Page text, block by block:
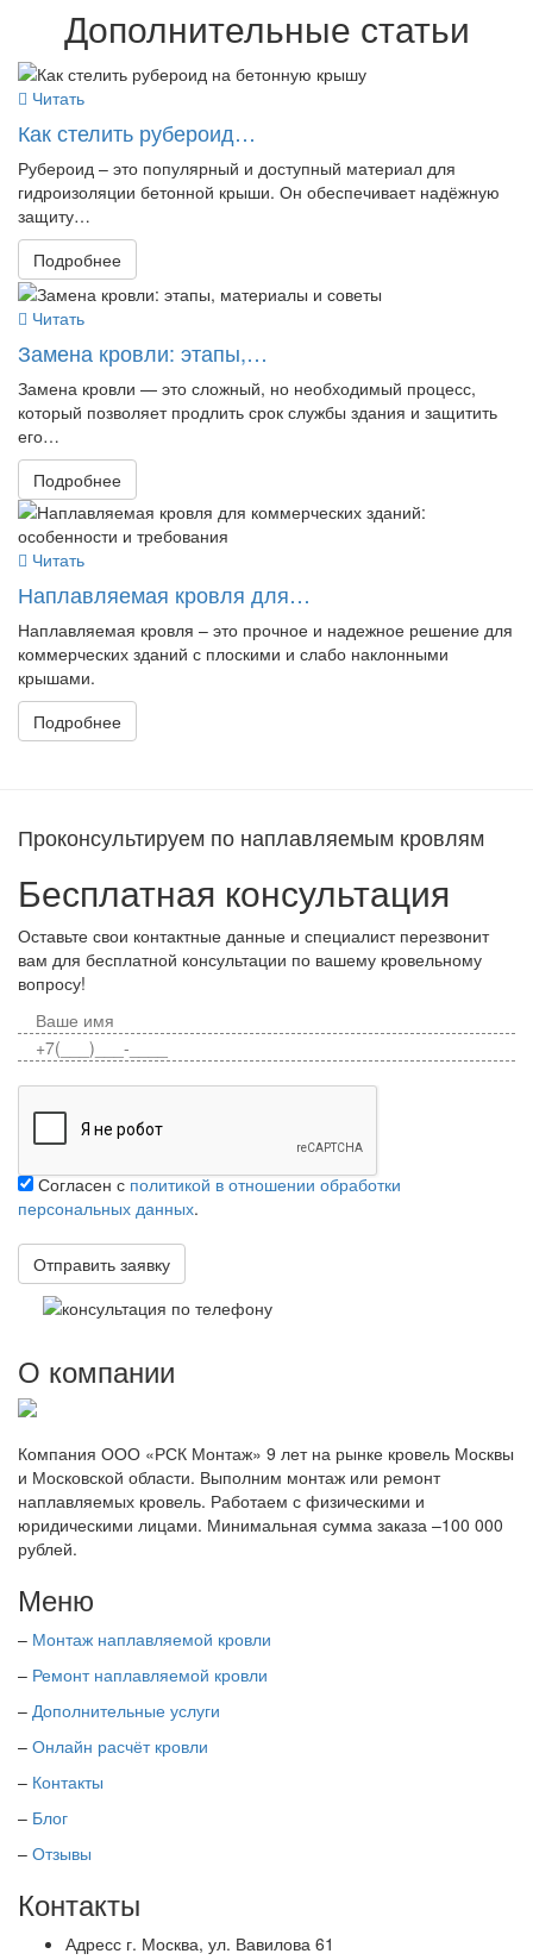
Дополнительные статьи
Читать
Как стелить рубероид…
Рубероид – это популярный и доступный материал для
гидроизоляции бетонной крыши. Он обеспечивает надёжную
защиту…
Подробнее
Читать
Замена кровли: этапы,…
Замена кровли — это сложный, но необходимый процесс,
который позволяет продлить срок службы здания и защитить
его…
Подробнее
Читать
Наплавляемая кровля для…
Наплавляемая кровля – это прочное и надежное решение для
коммерческих зданий с плоскими и слабо наклонными
крышами.
Подробнее
Проконсультируем по наплавляемым кровлям
Бесплатная консультация
Оставьте свои контактные данные и специалист перезвонит
вам для бесплатной консультации по вашему кровельному
вопросу!
Согласен с политикой в отношении обработки
персональных данных.
О компании
Компания ООО «РСК Монтаж» 9 лет на рынке кровель Москвы
и Московской области. Выполним монтаж или ремонт
наплавляемых кровель. Работаем с физическими и
юридическими лицами. Минимальная сумма заказа –100 000
рублей.
Меню
– Монтаж наплавляемой кровли
– Ремонт наплавляемой кровли
– Дополнительные услуги
– Онлайн расчёт кровли
– Контакты
– Блог
– Отзывы
Контакты
Адресс г. Москва, ул. Вавилова 61